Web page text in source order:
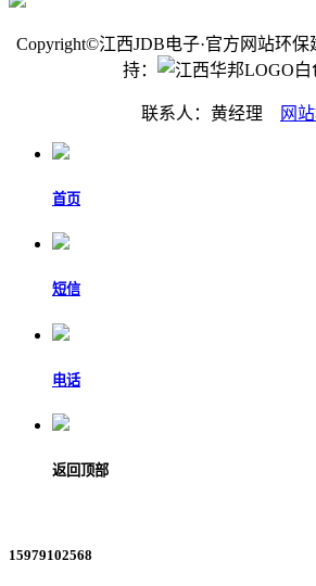
Copyright©江西JDB电子·官方网站环
持：
联系人：黄经理 网
首页
短信
电话
返回顶部
15979102568